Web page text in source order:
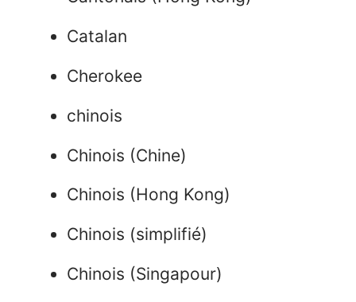
Catalan
Cherokee
chinois
Chinois (Chine)
Chinois (Hong Kong)
Chinois (simplifié)
Chinois (Singapour)